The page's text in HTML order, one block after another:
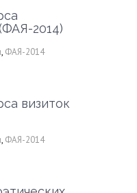
2014)
, ФАЯ-2014
визиток
, ФАЯ-2014